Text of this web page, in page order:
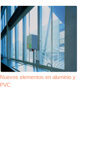
Nuevos elementos en aluminio y
PVC